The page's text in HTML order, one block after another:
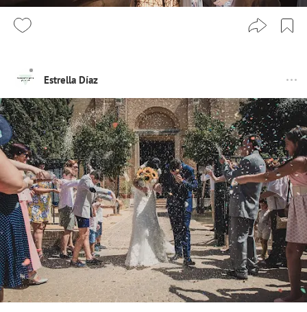
Estrella Díaz